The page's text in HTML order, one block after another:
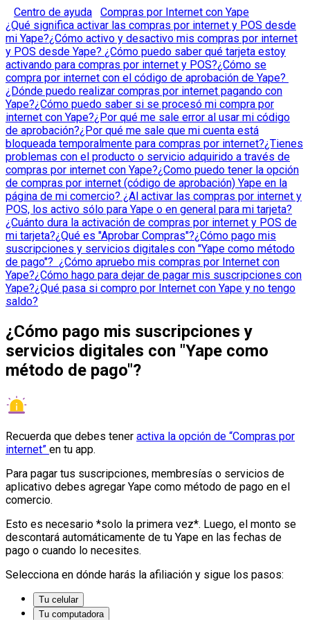
Centro de ayuda
Compras por Internet con Yape
¿Qué significa activar las compras por internet y POS desde
mi Yape?¿Cómo activo y desactivo mis compras por internet
y POS desde Yape? ¿Cómo puedo saber qué tarjeta estoy
activando para compras por internet y POS?¿Cómo se
compra por internet con el código de aprobación de Yape? ​
¿Dónde puedo realizar compras por internet pagando con
Yape?¿Cómo puedo saber si se procesó mi compra por
internet con Yape?​¿Por qué me sale error al usar mi código
de aprobación?​¿Por qué me sale que mi cuenta está
bloqueada temporalmente para compras por internet?​¿Tienes
problemas con el producto o servicio adquirido a través de
compras por internet con Yape?¿Como puedo tener la opción
de compras por internet (código de aprobación) Yape en la
página de mi comercio? ¿Al activar las compras por internet y
POS, los activo sólo para Yape o en general para mi tarjeta?
¿Cuánto dura la activación de compras por internet y POS de
mi tarjeta?¿Qué es "Aprobar Compras"?¿Cómo pago mis
suscripciones y servicios digitales con "Yape como método
de pago"? ¿Cómo apruebo mis compras por Internet con
Yape?¿Cómo hago para dejar de pagar mis suscripciones con
Yape?¿Qué pasa si compro por Internet con Yape y no tengo
saldo?
¿Cómo pago mis suscripciones y
servicios digitales con "Yape como
método de pago"?
Recuerda que debes tener activa la opción de “Compras por
internet” en tu app.
Para pagar tus suscripciones, membresías o servicios de
aplicativo debes agregar Yape como método de pago en el
comercio.
Esto es necesario *solo la primera vez*. Luego, el monto se
descontará automáticamente de tu Yape en las fechas de
pago o cuando lo necesites.
Selecciona en dónde harás la afiliación y sigue los pasos:
Tu celular
Tu computadora